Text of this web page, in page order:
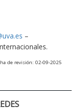
–
de revisión: 02-09-2025